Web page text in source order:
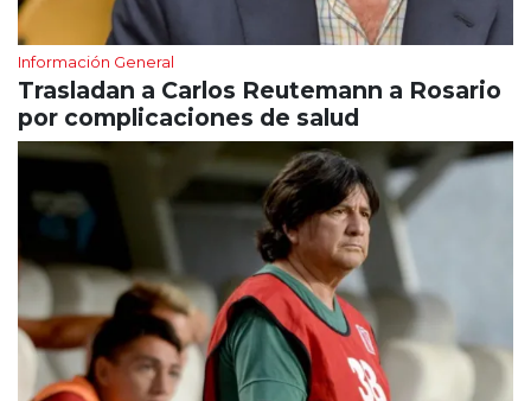
Información General
Trasladan a Carlos Reutemann a Rosario
por complicaciones de salud